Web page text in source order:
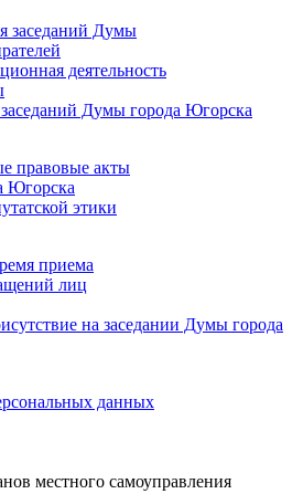
заседаний Думы
деятельность
Думы города Югорска
правовые акты
Югорска
этики
приема
лиц
на заседании Думы города
данных
местного самоуправления